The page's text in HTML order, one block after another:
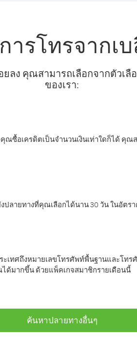
ารโทรจากเ
ลง คุณสามารถเลือกจากตัวเ
ของเรา:
ณซื้อเครดิตเป็นจำนวนเงินเท่าใดก็ได้ คุ
ลายทางที่คุณเลือกได้นาน 30 วัน ในอัตร
เทศถึงหมายเลขโทรศัพท์พื้นฐานและโท
ด้มากขึ้น ด้วยแพ็คเกจสมาชิกรายเดือนนี้
ค้นหาปลายทางอื่นๆ